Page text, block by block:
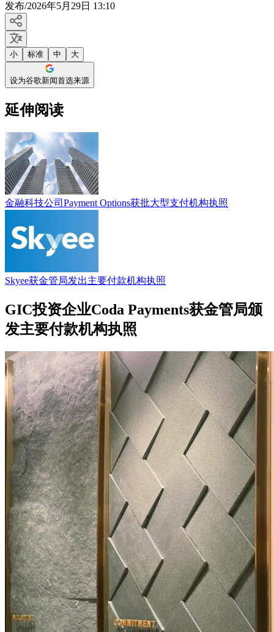
发布/2026年5月29日 13:10
小 标准 中 大
设为谷歌新闻首选来源
延伸阅读
金融科技公司Payment Options获批大型支付机构执照
Skyee获金管局发出主要付款机构执照
GIC投资企业Coda Payments获金管局颁
发主要付款机构执照